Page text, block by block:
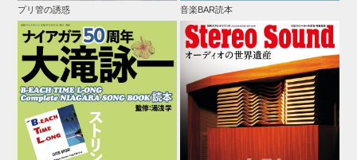
プリ管の誘惑 音楽BAR読本